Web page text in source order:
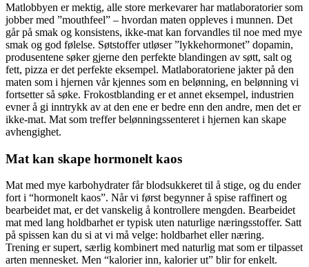
Matlobbyen er mektig, alle store merkevarer har matlaboratorier som
jobber med ”mouthfeel” – hvordan maten oppleves i munnen. Det
går på smak og konsistens, ikke-mat kan forvandles til noe med mye
smak og god følelse. Søtstoffer utløser ”lykkehormonet” dopamin,
produsentene søker gjerne den perfekte blandingen av søtt, salt og
fett, pizza er det perfekte eksempel. Matlaboratoriene jakter på den
maten som i hjernen vår kjennes som en belønning, en belønning vi
fortsetter så søke. Frokostblanding er et annet eksempel, industrien
evner å gi inntrykk av at den ene er bedre enn den andre, men det er
ikke-mat. Mat som treffer belønningssenteret i hjernen kan skape
avhengighet.
Mat kan skape hormonelt kaos
Mat med mye karbohydrater får blodsukkeret til å stige, og du ender
fort i “hormonelt kaos”. Når vi først begynner å spise raffinert og
bearbeidet mat, er det vanskelig å kontrollere mengden. Bearbeidet
mat med lang holdbarhet er typisk uten naturlige næringsstoffer. Satt
på spissen kan du si at vi må velge: holdbarhet eller næring.
Trening er supert, særlig kombinert med naturlig mat som er tilpasset
arten mennesket. Men “kalorier inn, kalorier ut” blir for enkelt.